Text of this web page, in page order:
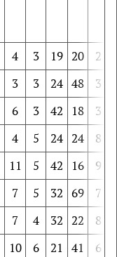
4 3 19 20 2
3 3 24 48 3
6 3 42 18 3
4 5 24 24 8
11 5 42 16 9
7 5 32 69 7
7 4 32 22 8
10 6 21 41 6